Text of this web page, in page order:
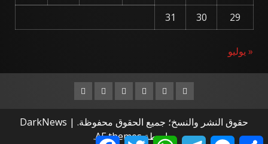
29
30
31
« يوليو
Facebook
Twitter
Linkedin
VK
Youtube
Instagram
حقوق النشر والنسخ؛ جميع الحقوق محفوظة. |
DarkNews
بواسطة AF themes.
FacebookTwitter
WhatsAppTelegramMessenger Share